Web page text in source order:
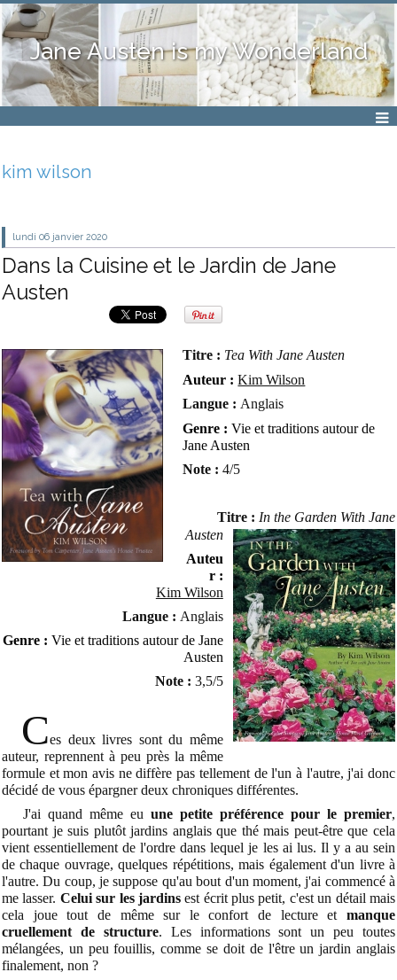
Jane Austen is my Wonderland
kim wilson
lundi 06 janvier 2020
Dans la Cuisine et le Jardin de Jane
Austen
Titre : Tea With Jane Austen
Auteur :Kim Wilson
Langue : Anglais
Genre : Vie et traditions autour de
Jane Austen
Note : 4/5
Titre : In the Garden With Jane
Austen
Auteu
r :
Kim Wilson
Langue : Anglais
Genre : Vie et traditions autour de Jane
Austen
Note : 3,5/5
Ces deux livres sont du même
auteur, reprennent à peu près la même
formule et mon avis ne diffère pas tellement de l'un à l'autre, j'ai donc
décidé de vous épargner deux chroniques différentes.
J'ai quand même eu une petite préférence pour le premier,
pourtant je suis plutôt jardins anglais que thé mais peut-être que cela
vient essentiellement de l'ordre dans lequel je les ai lus. Il y a au sein
de chaque ouvrage, quelques répétitions, mais également d'un livre à
l'autre. Du coup, je suppose qu'au bout d'un moment, j'ai commencé à
me lasser. Celui sur les jardinsest écrit plus petit, c'est un détail mais
cela joue tout de même sur le confort de lecture et manque
cruellement de structure. Les informations sont un peu toutes
mélangées, un peu fouillis, comme se doit de l'être un jardin anglais
finalement, non ?